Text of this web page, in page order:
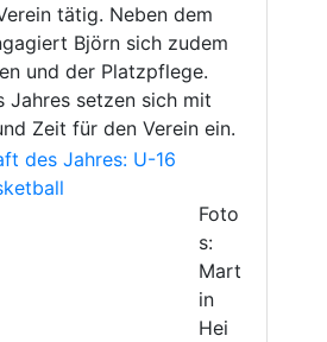
tätig. Neben dem
Björn sich zudem
und der Platzpflege.
Jahres setzen sich mit
Zeit für den Verein ein.
Foto
s:
Mart
in
Hei